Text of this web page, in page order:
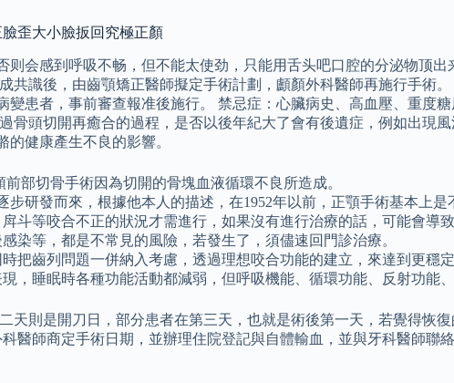
歪大小臉扳回究極正顏
会感到呼吸不畅，但不能太使劲，只能用舌头吧口腔的分泌物顶
共識後，由齒顎矯正醫師擬定手術計劃，顱顏外科醫師再施行手術
患者，事前審查報准後施行。 禁忌症：心臟病史、高血壓、重度
骨頭切開再癒合的過程，是否以後年紀大了會有後遺症，例如出現
健康產生不良的影響。
部切骨手術因為切開的骨塊血液循環不良所造成。
步研發而來，根據他本人的描述，在1952年以前，正顎手術基本上是
斗等咬合不正的狀況才需進行，如果沒有進行治療的話，可能會導
染等，都是不常見的風險，若發生了，須儘速回門診治療。
把齒列問題一併納入考慮，透過理想咬合功能的建立，來達到更穩定
，睡眠時各種功能活動都減弱，但呼吸機能、循環功能、反射功能
天則是開刀日，部分患者在第三天，也就是術後第一天，若覺得恢
醫師商定手術日期，並辦理住院登記與自體輸血，並與牙科醫師聯